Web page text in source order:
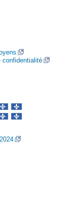
confidentialité